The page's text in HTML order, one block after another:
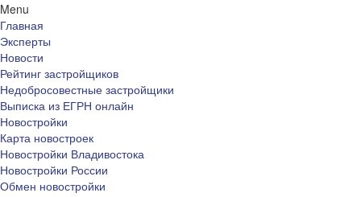
Menu
Главная
Эксперты
Новости
Рейтинг застройщиков
Недобросовестные застройщики
Выписка из ЕГРН онлайн
Новостройки
Карта новостроек
Новостройки Владивостока
Новостройки России
Обмен новостройки